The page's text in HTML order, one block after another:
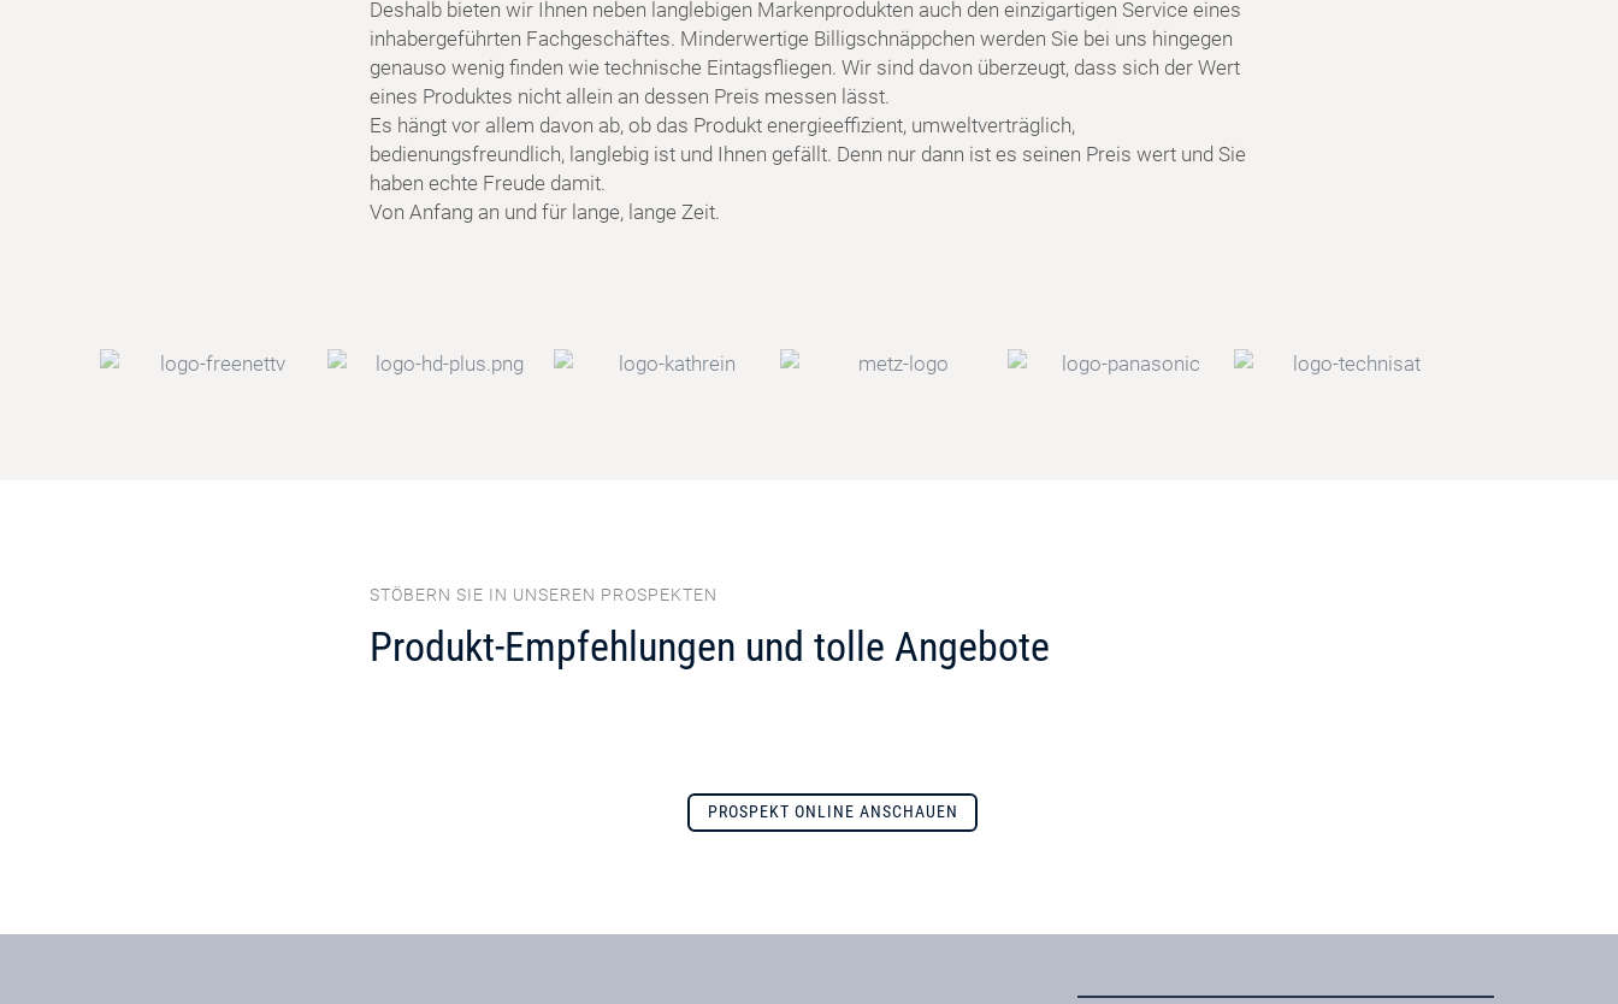
Deshalb bieten wir Ihnen neben langlebigen Markenprodukten auch den einzigartigen Service eines
inhabergeführten Fachgeschäftes. Minderwertige Billigschnäppchen werden Sie bei uns hingegen
genauso wenig finden wie technische Eintagsfliegen. Wir sind davon überzeugt, dass sich der Wert
eines Produktes nicht allein an dessen Preis messen lässt.
Es hängt vor allem davon ab, ob das Produkt energieeffizient, umweltverträglich,
bedienungsfreundlich, langlebig ist und Ihnen gefällt. Denn nur dann ist es seinen Preis wert und Sie
haben echte Freude damit.
Von Anfang an und für lange, lange Zeit.
STÖBERN SIE IN UNSEREN PROSPEKTEN
Produkt-Empfehlungen und tolle Angebote
PROSPEKT ONLINE ANSCHAUEN